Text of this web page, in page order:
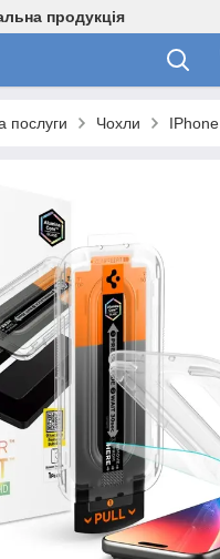
продукція
послуги Чохли IPhone